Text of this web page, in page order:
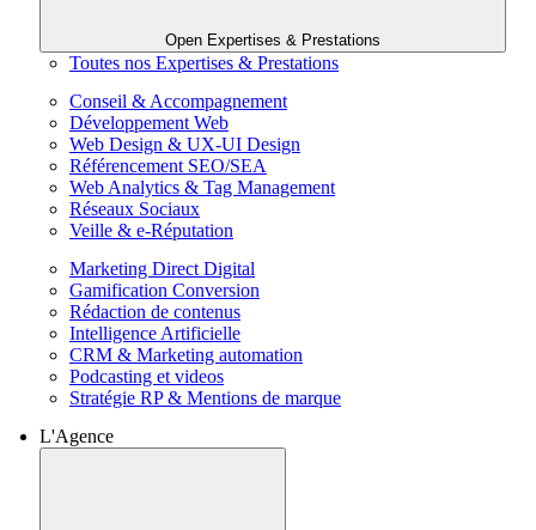
Open Expertises & Prestations
Toutes nos Expertises & Prestations
Conseil & Accompagnement
Développement Web
Web Design & UX-UI Design
Référencement SEO/SEA
Web Analytics & Tag Management
Réseaux Sociaux
Veille & e-Réputation
Marketing Direct Digital
Gamification Conversion
Rédaction de contenus
Intelligence Artificielle
CRM & Marketing automation
Podcasting et videos
Stratégie RP & Mentions de marque
L'Agence